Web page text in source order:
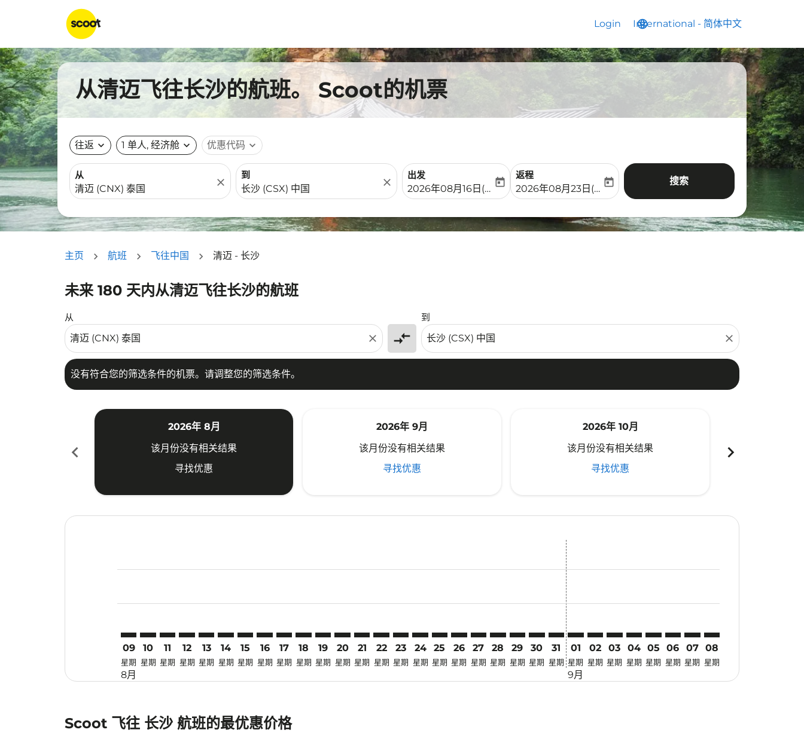
Login language
International - 简体中文
keyboard_arrow_down
从清迈飞往长沙的航班。 Scoot的机票
往返 expand_more 1 单人, 经济舱 expand_more 优惠代码 expand_more
从
close
到
close
出发
fc-booking-departure-date-aria-label
2026年08月16日(周日)
today
返程
fc-booking-return-date-aria-label
2026年08月23日(周日)
today 搜索
主页 航班 飞往中国 清迈 - 长沙
未来 180 天内从清迈飞往长沙的航班
从
close compare_arrows
到
close
没有符合您的筛选条件的机票。请调整您的筛选条件。
没有符合您的筛选条件的机票。请调整您的筛选条件。
chevron_left
2026年 8月
该月份没有相关结果
寻找优惠
2026年 9月
该月份没有相关结果
寻找优惠
2026年 10月
该月份没有相关结果
寻找优惠
chevron_right
09
星期
8月
10
星期
11
星期
12
星期
13
星期
14
星期
15
星期
16
星期
17
星期
18
星期
19
星期
20
星期
21
星期
CNX–CSX: cmp-view-offers-disclaimer. 寻找优惠
22
星期
CNX–CSX: cmp-view-offers-disclaimer. 寻找优惠
23
星期
CNX–CSX: cmp-view-offers-disclaimer. 寻找优惠
24
星期
CNX–CSX: cmp-view-offers-disclaimer. 寻找优惠
25
星期
CNX–CSX: cmp-view-offers-disclaimer. 寻找优惠
26
星期
CNX–CSX: cmp-view-offers-disclaimer. 寻找优惠
27
星期
CNX–CSX: cmp-view-offers-disclaimer. 寻找优惠
28
星期
CNX–CSX: cmp-view-offers-disclaimer. 寻找优惠
29
星期
CNX–CSX: cmp-view-offers-disclaimer. 寻找优惠
30
星期
CNX–CSX: cmp-view-offers-disclaimer. 寻找优惠
31
星期
01
星期
9月
02
星期
03
星期
04
星期
05
星期
06
星期
07
星期
08
星期
Scoot 飞往 长沙 航班的最优惠价格